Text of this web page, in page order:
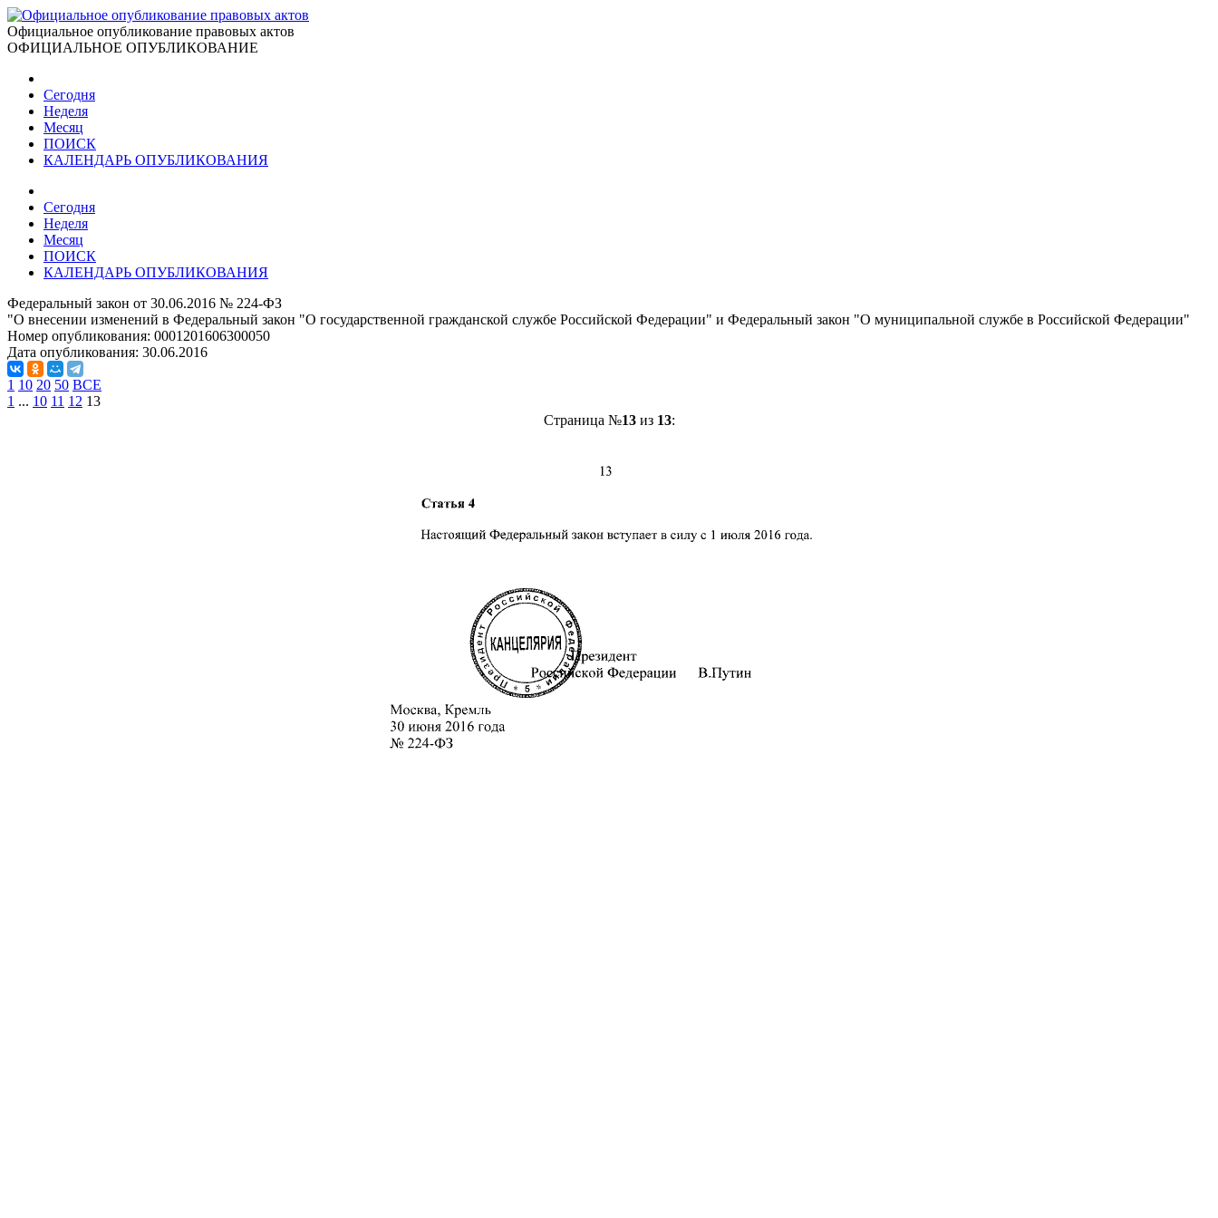
Официальное опубликование правовых актов
ОФИЦИАЛЬНОЕ ОПУБЛИКОВАНИЕ
Сегодня
Неделя
Месяц
ПОИСК
КАЛЕНДАРЬ ОПУБЛИКОВАНИЯ
Сегодня
Неделя
Месяц
ПОИСК
КАЛЕНДАРЬ ОПУБЛИКОВАНИЯ
Федеральный закон от 30.06.2016 № 224-ФЗ
"О внесении изменений в Федеральный закон "О государственной гражданской службе Российской Федерации" и Федеральный закон "О муниципальной службе в Российской Федерации"
Номер опубликования: 0001201606300050
Дата опубликования: 30.06.2016
1 10 20 50 ВСЕ
1 ... 10 11 12 13
Страница №13из 13: